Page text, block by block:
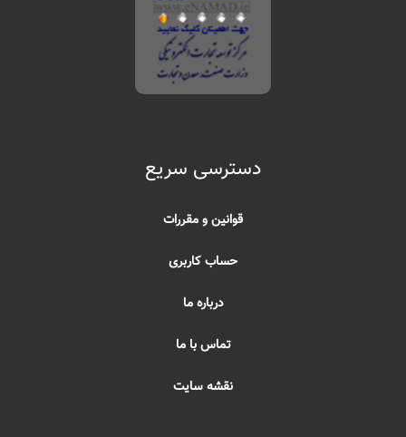
دسترسی سریع
قوانین و مقررات
حساب کاربری
درباره ما
تماس با ما
نقشه سایت